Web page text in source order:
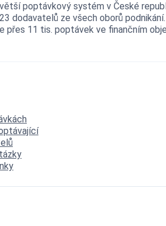
poptávkový systém v České
dodavatelů ze všech oborů podnikání.
přes 11 tis. poptávek ve finančním